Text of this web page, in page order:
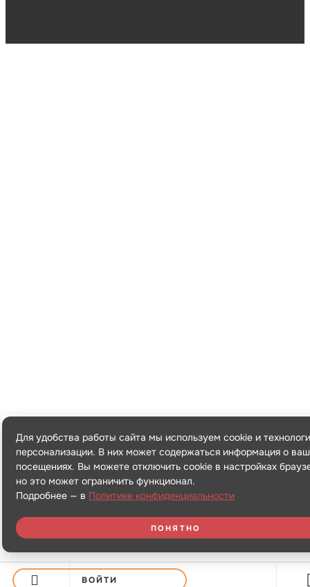
ВОЙТИ
Для удобства работы сайта мы используем cookie и
персонализации. В них может содержаться информация о
посещениях. Вы можете отключить cookie в настройках
но это может ограничить функционал.
Подробнее — в Политике конфиденциальности
ПОНЯТНО